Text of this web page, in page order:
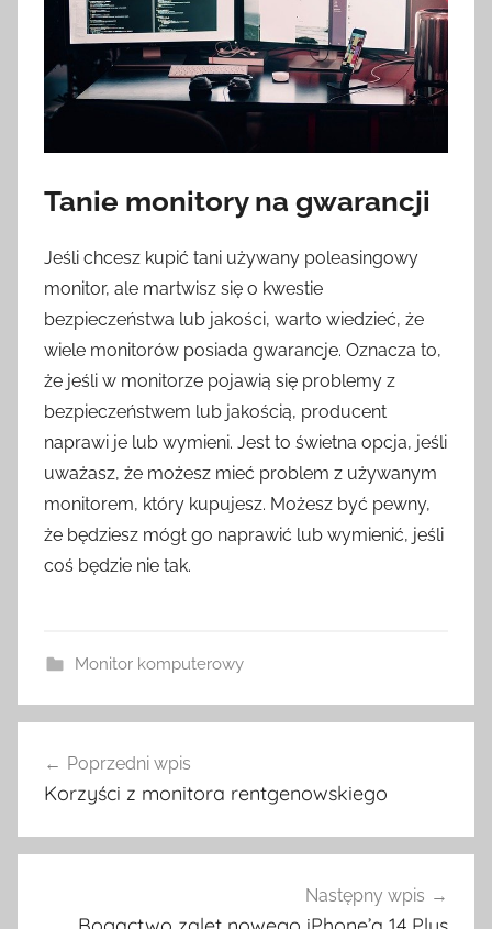
Tanie monitory na gwarancji
Jeśli chcesz kupić tani używany poleasingowy
monitor, ale martwisz się o kwestie
bezpieczeństwa lub jakości, warto wiedzieć, że
wiele monitorów posiada gwarancje. Oznacza to,
że jeśli w monitorze pojawią się problemy z
bezpieczeństwem lub jakością, producent
naprawi je lub wymieni. Jest to świetna opcja, jeśli
uważasz, że możesz mieć problem z używanym
monitorem, który kupujesz. Możesz być pewny,
że będziesz mógł go naprawić lub wymienić, jeśli
coś będzie nie tak.
Monitor komputerowy
wpisu
Poprzedni wpis
Korzyści z monitora rentgenowskiego
Następny wpis